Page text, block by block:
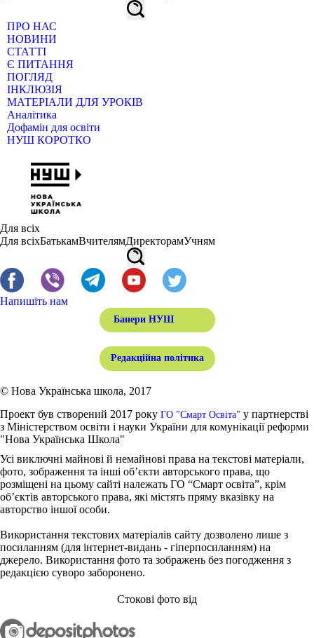
ПРО НАС
НОВИНИ
СТАТТІ
Є ПИТАННЯ
ПОГЛЯД
ІНКЛЮЗІЯ
МАТЕРІАЛИ ДЛЯ УРОКІВ
Аналітика
Дофамін для освіти
НУШ КОРОТКО
Для всіх
Для всіхБатькамВчителямДиректорамУчням
Напишіть нам
Банери НУШ
Редакційна політика
© Нова Українська школа, 2017
Проект був створений 2017 року ГО "Смарт Освіта" у партнерстві
з Міністерством освіти і науки України для комунікації реформи
"Нова Українська Школа"
Усі виключні майнові й немайнові права на текстові матеріали,
фото, зображення та інші об’єкти авторського права, що
розміщені на цьому сайті належать ГО “Смарт освіта”, крім
об’єктів авторського права, які містять пряму вказівку на
авторство іншої особи.
Використання текстових матеріалів сайту дозволено лише з
посиланням (для інтернет-видань - гіперпосиланням) на
джерело. Використання фото та зображень без погодження з
редакцією суворо заборонено.
Стокові фото від